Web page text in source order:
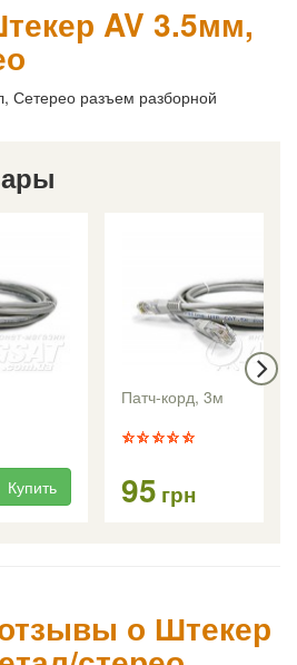
AV 3.5мм,
Сетерео разъем разборной
Купить
Патч-корд, 3м
95 грн
о Штекер